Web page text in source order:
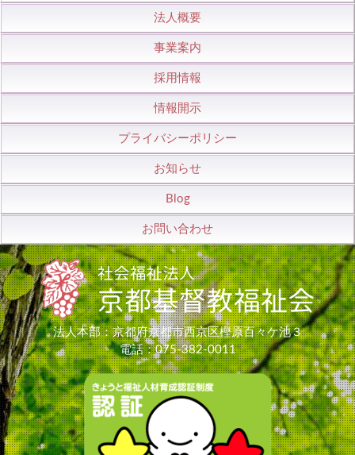
法人概要
事業案内
採用情報
情報開示
プライバシーポリシー
お知らせ
Blog
お問い合わせ
法人本部：京都府京都市西京区樫原百々ケ池３
電話：075-382-0011